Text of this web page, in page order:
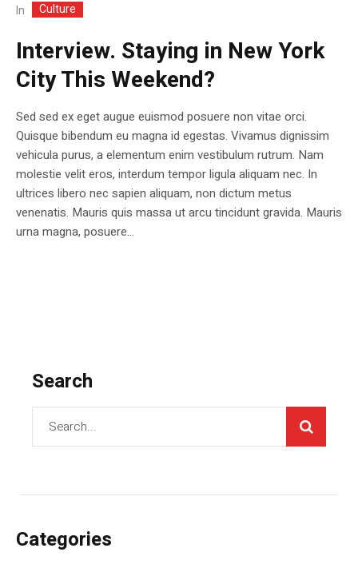
In Culture
Interview. Staying in New York
City This Weekend?
Sed sed ex eget augue euismod posuere non vitae orci.
Quisque bibendum eu magna id egestas. Vivamus dignissim
vehicula purus, a elementum enim vestibulum rutrum. Nam
molestie velit eros, interdum tempor ligula aliquam nec. In
ultrices libero nec sapien aliquam, non dictum metus
venenatis. Mauris quis massa ut arcu tincidunt gravida. Mauris
urna magna, posuere...
Search
Categories